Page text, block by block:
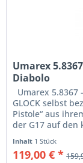
Umarex
Diabolo
Umarex 5.8367
GLOCK selbst
Pistole“ aus
der G17 auf den
Inhalt 1 Stück
119,00 € *